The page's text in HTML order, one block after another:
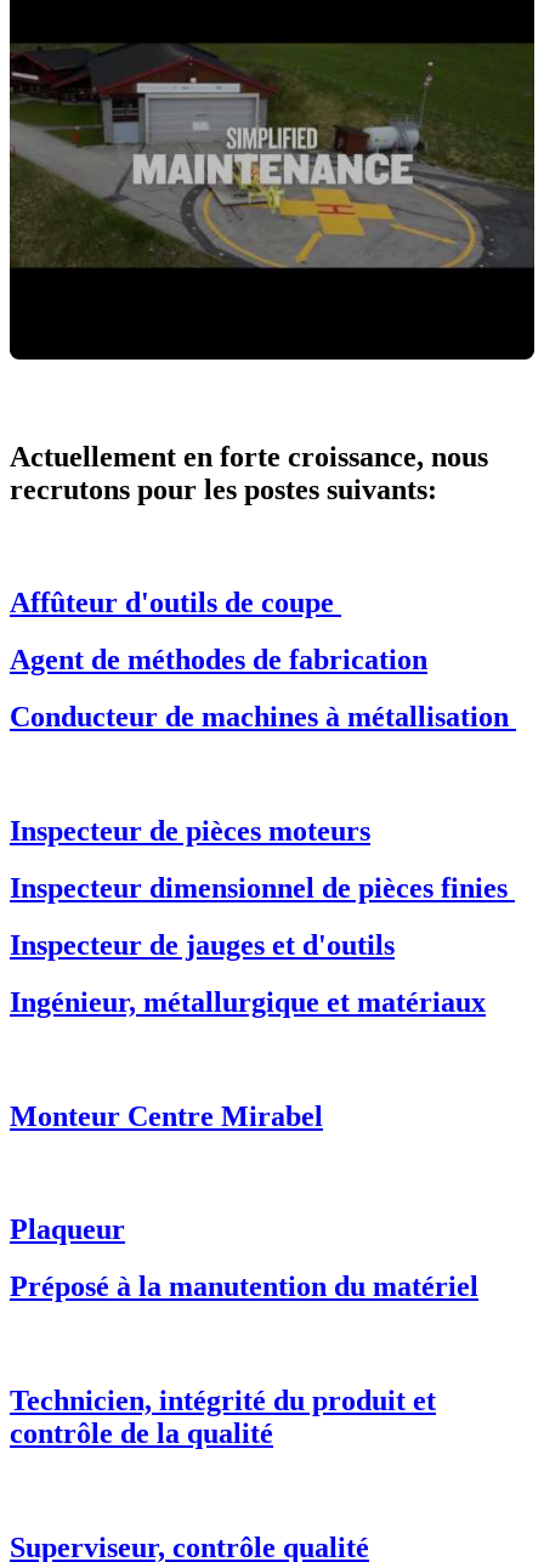
Actuellement en forte croissance, nous
recrutons pour les postes suivants:
Affûteur d'outils de coupe
Agent de méthodes de fabrication
Conducteur de machines à métallisation
Inspecteur de pièces moteurs
Inspecteur dimensionnel de pièces finies
Inspecteur de jauges et d'outils
Ingénieur, métallurgique et matériaux
Monteur Centre Mirabel
Plaqueur
Préposé à la manutention du matériel
Technicien, intégrité du produit et
contrôle de la qualité
Superviseur, contrôle qualité